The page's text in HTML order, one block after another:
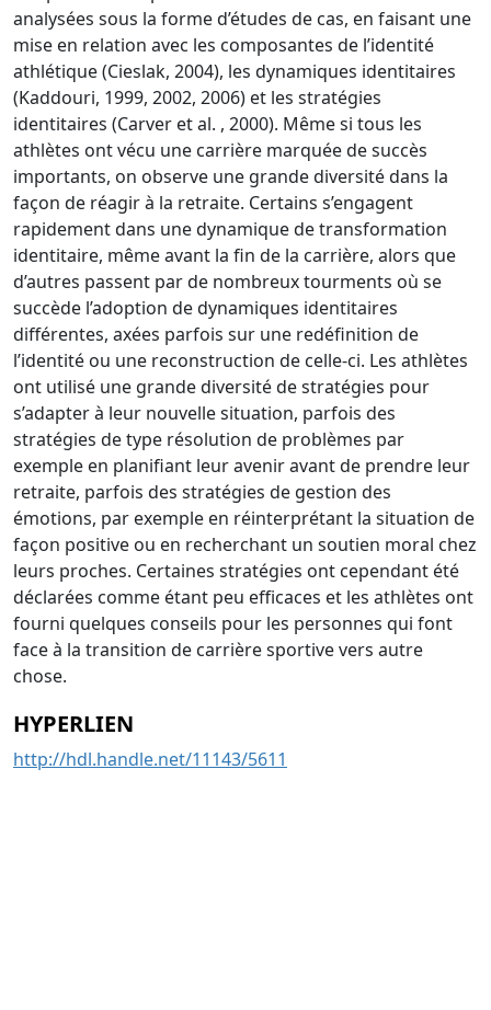
analysées sous la forme d’études de cas, en faisant une
mise en relation avec les composantes de l’identité
athlétique (Cieslak, 2004), les dynamiques identitaires
(Kaddouri, 1999, 2002, 2006) et les stratégies
identitaires (Carver et al. , 2000). Même si tous les
athlètes ont vécu une carrière marquée de succès
importants, on observe une grande diversité dans la
façon de réagir à la retraite. Certains s’engagent
rapidement dans une dynamique de transformation
identitaire, même avant la fin de la carrière, alors que
d’autres passent par de nombreux tourments où se
succède l’adoption de dynamiques identitaires
différentes, axées parfois sur une redéfinition de
l’identité ou une reconstruction de celle-ci. Les athlètes
ont utilisé une grande diversité de stratégies pour
s’adapter à leur nouvelle situation, parfois des
stratégies de type résolution de problèmes par
exemple en planifiant leur avenir avant de prendre leur
retraite, parfois des stratégies de gestion des
émotions, par exemple en réinterprétant la situation de
façon positive ou en recherchant un soutien moral chez
leurs proches. Certaines stratégies ont cependant été
déclarées comme étant peu efficaces et les athlètes ont
fourni quelques conseils pour les personnes qui font
face à la transition de carrière sportive vers autre
chose.
HYPERLIEN
http://hdl.handle.net/11143/5611